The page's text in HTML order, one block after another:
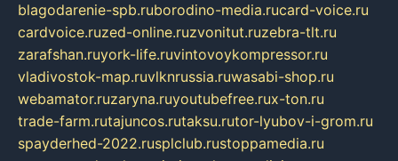
blagodarenie-spb.ruborodino-media.rucard-voice.ru
cardvoice.ruzed-online.ruzvonitut.ruzebra-tlt.ru
zarafshan.ruyork-life.ruvintovoykompressor.ru
vladivostok-map.ruvlknrussia.ruwasabi-shop.ru
webamator.ruzaryna.ruyoutubefree.rux-ton.ru
trade-farm.rutajuncos.rutaksu.rutor-lyubov-i-grom.ru
spayderhed-2022.rusplclub.rustoppamedia.ru